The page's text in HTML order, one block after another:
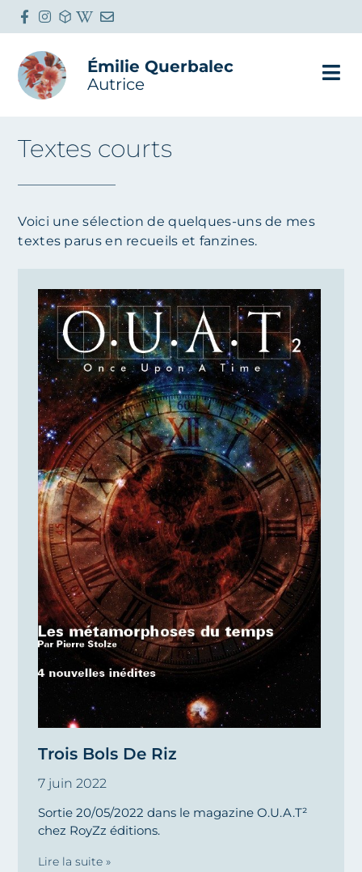
Émilie Querbalec
Autrice
Textes courts
Voici une sélection de quelques-uns de mes
textes parus en recueils et fanzines.
Trois Bols De Riz
7 juin 2022
Sortie 20/05/2022 dans le magazine O.U.A.T²
chez RoyZz éditions.
Lire la suite »